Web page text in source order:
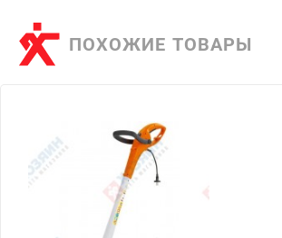
ПОХОЖИЕ ТОВАРЫ